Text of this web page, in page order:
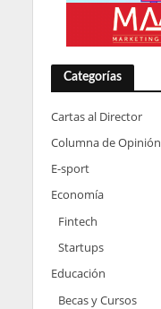
Categorías
Cartas al Director
Columna de Opinión
E-sport
Economía
Fintech
Startups
Educación
Becas y Cursos